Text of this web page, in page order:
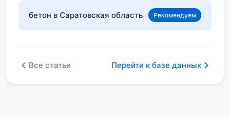
бетон в Саратовская область Рекомендуем
Все статьи Перейти к базе данных